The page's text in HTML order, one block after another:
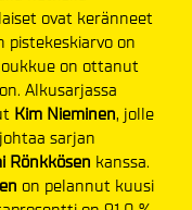
ovat keränneet
pistekeskiarvo on
on ottanut
Alkusarjassa
Kim Nieminen, jolle
sarjan
Rönkkösen kanssa.
on pelannut kuusi